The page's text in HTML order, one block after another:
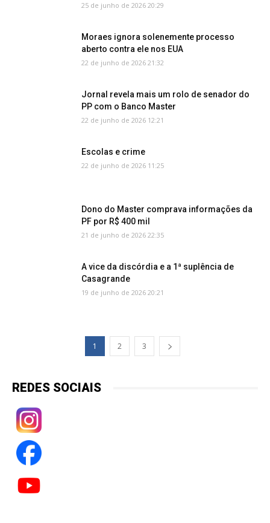
25 de junho de 2026 20:29
Moraes ignora solenemente processo
aberto contra ele nos EUA
22 de junho de 2026 21:32
Jornal revela mais um rolo de senador do
PP com o Banco Master
22 de junho de 2026 12:21
Escolas e crime
22 de junho de 2026 11:25
Dono do Master comprava informações da
PF por R$ 400 mil
21 de junho de 2026 22:35
A vice da discórdia e a 1ª suplência de
Casagrande
19 de junho de 2026 20:21
1 2 3
REDES SOCIAIS